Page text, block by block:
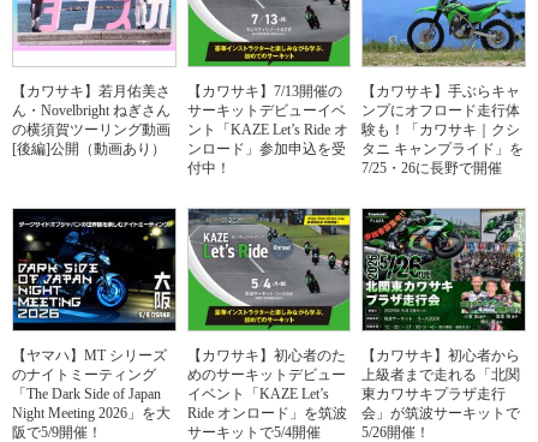
【カワサキ】若月佑美さ
ん・Novelbright ねぎさん
の横須賀ツーリング動画
[後編]公開（動画あり）
【カワサキ】7/13開催の
サーキットデビューイベ
ント「KAZE Let’s Ride オ
ンロード」参加申込を受
付中！
【カワサキ】手ぶらキャ
ンプにオフロード走行体
験も！「カワサキ｜クシ
タニ キャンプライド」を
7/25・26に長野で開催
【ヤマハ】MT シリーズ
のナイトミーティング
「The Dark Side of Japan
Night Meeting 2026」を大
阪で5/9開催！
【カワサキ】初心者のた
めのサーキットデビュー
イベント「KAZE Let’s
Ride オンロード」を筑波
サーキットで5/4開催
【カワサキ】初心者から
上級者まで走れる「北関
東カワサキプラザ走行
会」が筑波サーキットで
5/26開催！